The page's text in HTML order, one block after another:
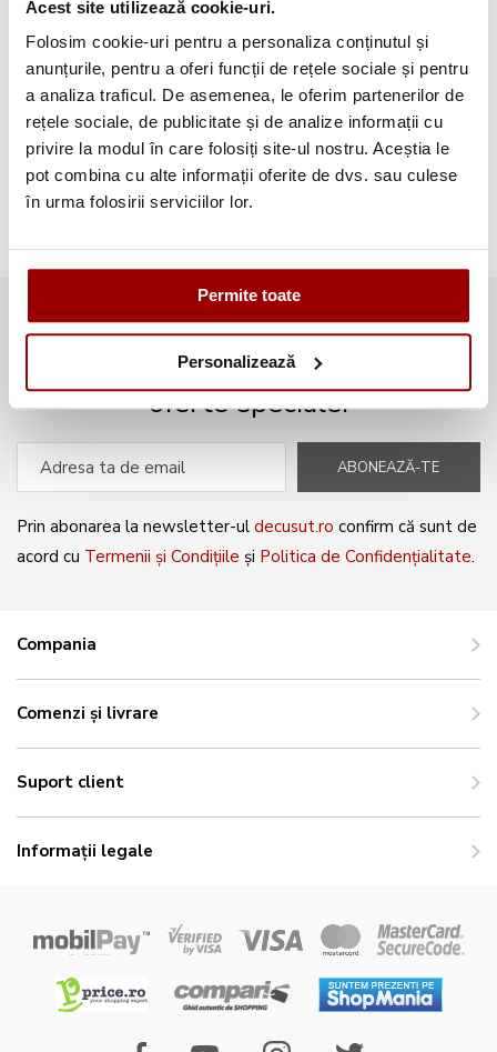
Acest site utilizează cookie-uri.
Folosim cookie-uri pentru a personaliza conținutul și
anunțurile, pentru a oferi funcții de rețele sociale și pentru
a analiza traficul. De asemenea, le oferim partenerilor de
rețele sociale, de publicitate și de analize informații cu
privire la modul în care folosiți site-ul nostru. Aceștia le
pot combina cu alte informații oferite de dvs. sau culese
în urma folosirii serviciilor lor.
Permite toate
Personalizează
Testimoniale(1493)
Aplicatii textile(123)
Evenimente(66)
Broderii gratuite(103)
Abonează-te la newsletter și fii
mereu la curent cu noile produse și
oferte speciale!
ABONEAZĂ-TE
Prin abonarea la newsletter-ul decusut.ro confirm că sunt de
acord cu Termenii și Condițiile și Politica de Confidențialitate.
Compania
Comenzi și livrare
Suport client
Informații legale